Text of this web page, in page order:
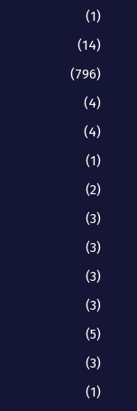
(1)
(14)
(796)
(4)
(4)
(1)
(2)
(3)
(3)
(3)
(3)
(5)
(3)
(1)